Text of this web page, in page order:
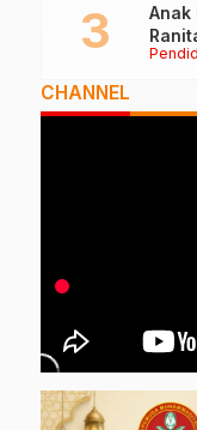
Anak
Guru
CHANNEL